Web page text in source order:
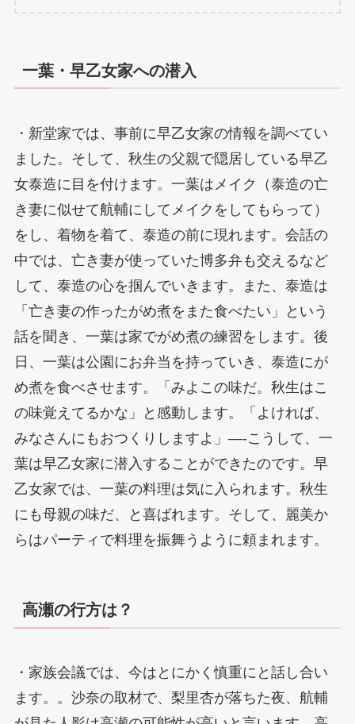
一葉・早乙女家への潜入
・新堂家では、事前に早乙女家の情報を調べてい
ました。そして、秋生の父親で隠居している早乙
女泰造に目を付けます。一葉はメイク（泰造の亡
き妻に似せて航輔にしてメイクをしてもらって）
をし、着物を着て、泰造の前に現れます。会話の
中では、亡き妻が使っていた博多弁も交えるなど
して、泰造の心を掴んでいきます。また、泰造は
「亡き妻の作ったがめ煮をまた食べたい」という
話を聞き、一葉は家でがめ煮の練習をします。後
日、一葉は公園にお弁当を持っていき、泰造にが
め煮を食べさせます。「みよこの味だ。秋生はこ
の味覚えてるかな」と感動します。「よければ、
みなさんにもおつくりしますよ」—-こうして、一
葉は早乙女家に潜入することができたのです。早
乙女家では、一葉の料理は気に入られます。秋生
にも母親の味だ、と喜ばれます。そして、麗美か
らはパーティで料理を振舞うように頼まれます。
高瀬の行方は？
・家族会議では、今はとにかく慎重にと話し合い
ます。。沙奈の取材で、梨里杏が落ちた夜、航輔